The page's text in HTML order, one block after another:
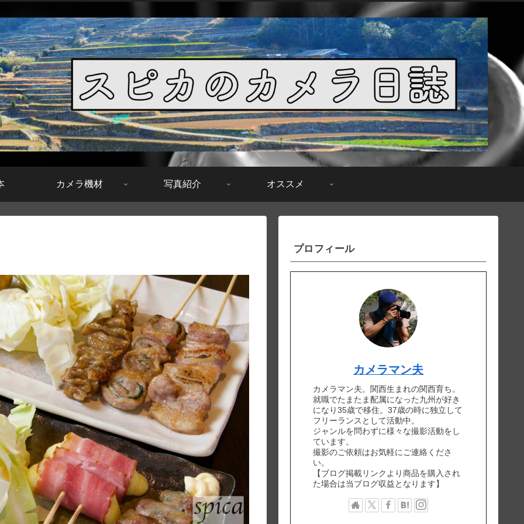
カメラ機材 写真紹介 オススメ
プロフィール
カメラマン夫
カメラマン夫。関西生まれの関西育ち。
就職でたまたま配属になった九州が好き
になり35歳で移住。37歳の時に独立して
フリーランスとして活動中。
ジャンルを問わずに様々な撮影活動をし
ています。
撮影のご依頼はお気軽にご連絡くださ
い。
【ブログ掲載リンクより商品を購入され
た場合は当ブログ収益となります】